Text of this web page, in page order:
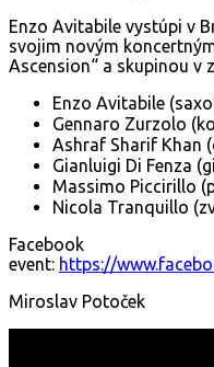
Enzo Avitabile vystúpi v
svojim novým
Ascension“ a skupinou v
Enzo Avitabile
Gennaro Zurzolo
Ashraf Sharif Khan
Gianluigi Di Fenza
Massimo Piccirillo
Nicola Tranquillo
Facebook
event: https://
Miroslav Potoček